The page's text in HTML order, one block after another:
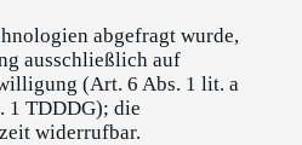
abgefragt wurde,
ausschließlich auf
(Art. 6 Abs. 1 lit. a
1 TDDDG); die
widerrufbar.